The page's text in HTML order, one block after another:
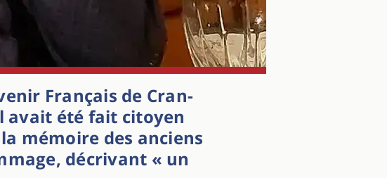
Français de Cran-
avait été fait citoyen
mémoire des anciens
décrivant « un